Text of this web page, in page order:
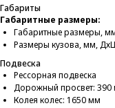
Габариты
Габаритные размеры:
Габаритные размеры,
Размеры кузова, мм,
Подвеска
Рессорная подвеска
Дорожный просвет: 390
Колея колес: 1650 мм